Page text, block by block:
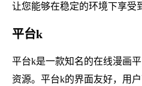
让您能够在稳定的环境下享受
平台k
平台k是一款知名的在线漫画
资源。平台k的界面友好，用